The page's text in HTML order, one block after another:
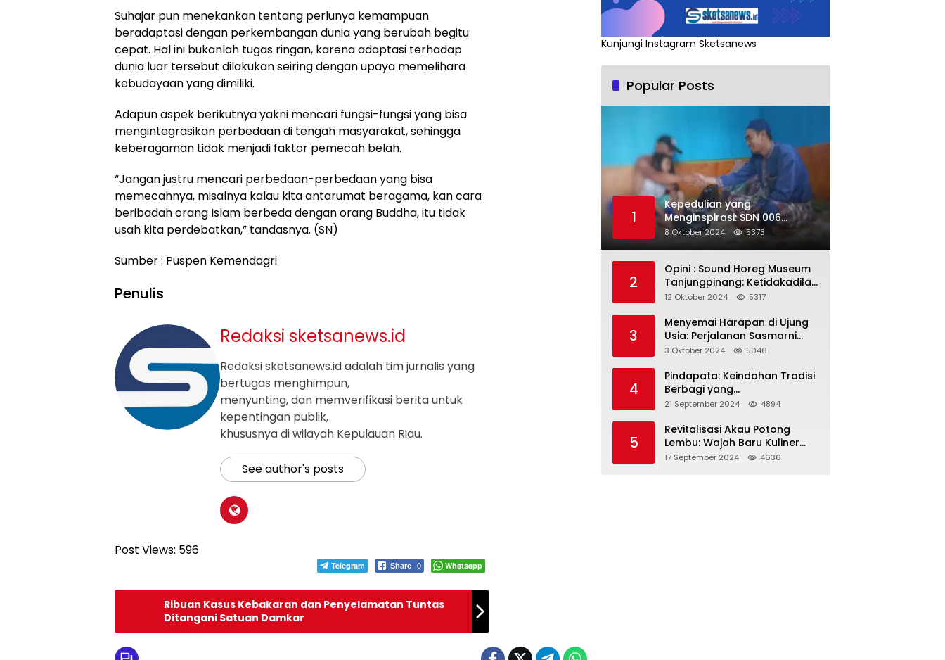
Suhajar pun menekankan tentang perlunya kemampuan
beradaptasi dengan perkembangan dunia yang berubah begitu
cepat. Hal ini bukanlah tugas ringan, karena adaptasi terhadap
dunia luar tersebut dilakukan seiring dengan upaya memelihara
kebudayaan yang dimiliki.
Adapun aspek berikutnya yakni mencari fungsi-fungsi yang bisa
mengintegrasikan perbedaan di tengah masyarakat, sehingga
keberagaman tidak menjadi faktor pemecah belah.
“Jangan justru mencari perbedaan-perbedaan yang bisa
memecahnya, misalnya kalau kita antarumat beragama, kan cara
beribadah orang Islam berbeda dengan orang Buddha, itu tidak
usah kita perdebatkan,” tandasnya. (SN)
Sumber : Puspen Kemendagri
Penulis
Redaksi sketsanews.id
Redaksi sketsanews.id adalah tim jurnalis yang
bertugas menghimpun,
menyunting, dan memverifikasi berita untuk
kepentingan publik,
khususnya di wilayah Kepulauan Riau.
See author's posts
Post Views: 596
Telegram Share 0 Whatsapp
Ribuan Kasus Kebakaran dan Penyelamatan Tuntas
Ditangani Satuan Damkar
Kunjungi Instagram Sketsanews
Popular Posts
1
Kepedulian yang
Menginspirasi: SDN 006
Merawang Gelar Program
“Berbagi Segenggam Beras”
8 Oktober 2024 5373
2
Opini : Sound Horeg Museum
Tanjungpinang: Ketidakadilan
dalam Representasi
12 Oktober 2024 5317
3
Menyemai Harapan di Ujung
Usia: Perjalanan Sasmarni
dalam Menyentuh Hati dan
3 Oktober 2024 5046
4
Pindapata: Keindahan Tradisi
Berbagi yang
Menghubungkan Umat dalam
Kebersamaan dalam Agama
Buddha
21 September 2024 4894
5
Revitalisasi Akau Potong
Lembu: Wajah Baru Kuliner
Legendaris Tanjungpinang
17 September 2024 4636